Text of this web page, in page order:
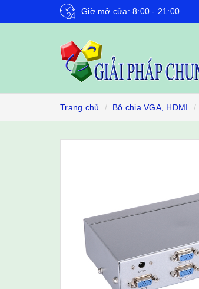
Giờ mở cửa: 8:00 - 21:00
Trang chủ Bộ chia VGA, HDMI